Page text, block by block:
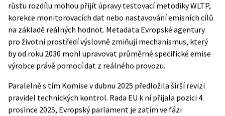
růstu rozdílu mohou přijít úpravy testovací metodiky WLTP,
korekce monitorovacích dat nebo nastavování emisních cílů
na základě reálných hodnot. Metadata Evropské agentury
pro životní prostředí výslovně zmiňují mechanismus, který
by od roku 2030 mohl upravovat průměrné specifické emise
výrobce právě pomocí dat z reálného provozu.
Paralelně s tím Komise v dubnu 2025 předložila širší revizi
pravidel technických kontrol. Rada EU k ní přijala pozici 4.
prosince 2025, Evropský parlament je zatím ve fázi